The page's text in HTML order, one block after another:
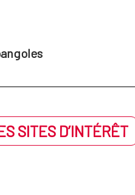
SITES D’INTÉRÊT